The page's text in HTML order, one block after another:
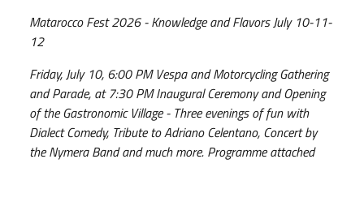
Matarocco Fest 2026 - Knowledge and Flavors July 10-11-
12
Friday, July 10, 6:00 PM Vespa and Motorcycling Gathering
and Parade, at 7:30 PM Inaugural Ceremony and Opening
of the Gastronomic Village - Three evenings of fun with
Dialect Comedy, Tribute to Adriano Celentano, Concert by
the Nymera Band and much more. Programme attached